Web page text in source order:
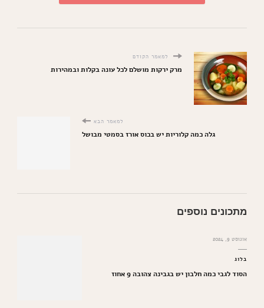
למאמר הקודם
מרק ירקות מושלם לכל עונה בקלות ובמהירות
למאמר הבא
גלה כמה קלוריות יש בכוס אורז בסמטי מבושל
מתכונים נוספים
אוגוסט 9, 2024
בלוג
הסוד לגבי כמה חלבון יש בגבינה צהובה 9 אחוז